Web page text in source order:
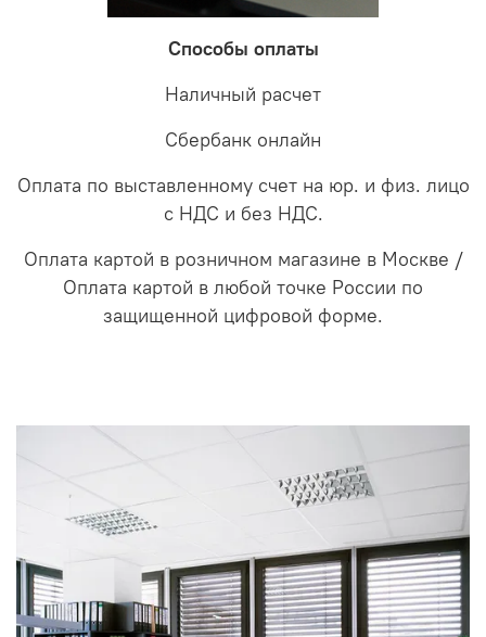
Способы оплаты
Наличный расчет
Сбербанк онлайн
Оплата по выставленному счет на юр. и физ. лицо
с НДС и без НДС.
Оплата картой в розничном магазине в Москве /
Оплата картой в любой точке России по
защищенной цифровой форме.